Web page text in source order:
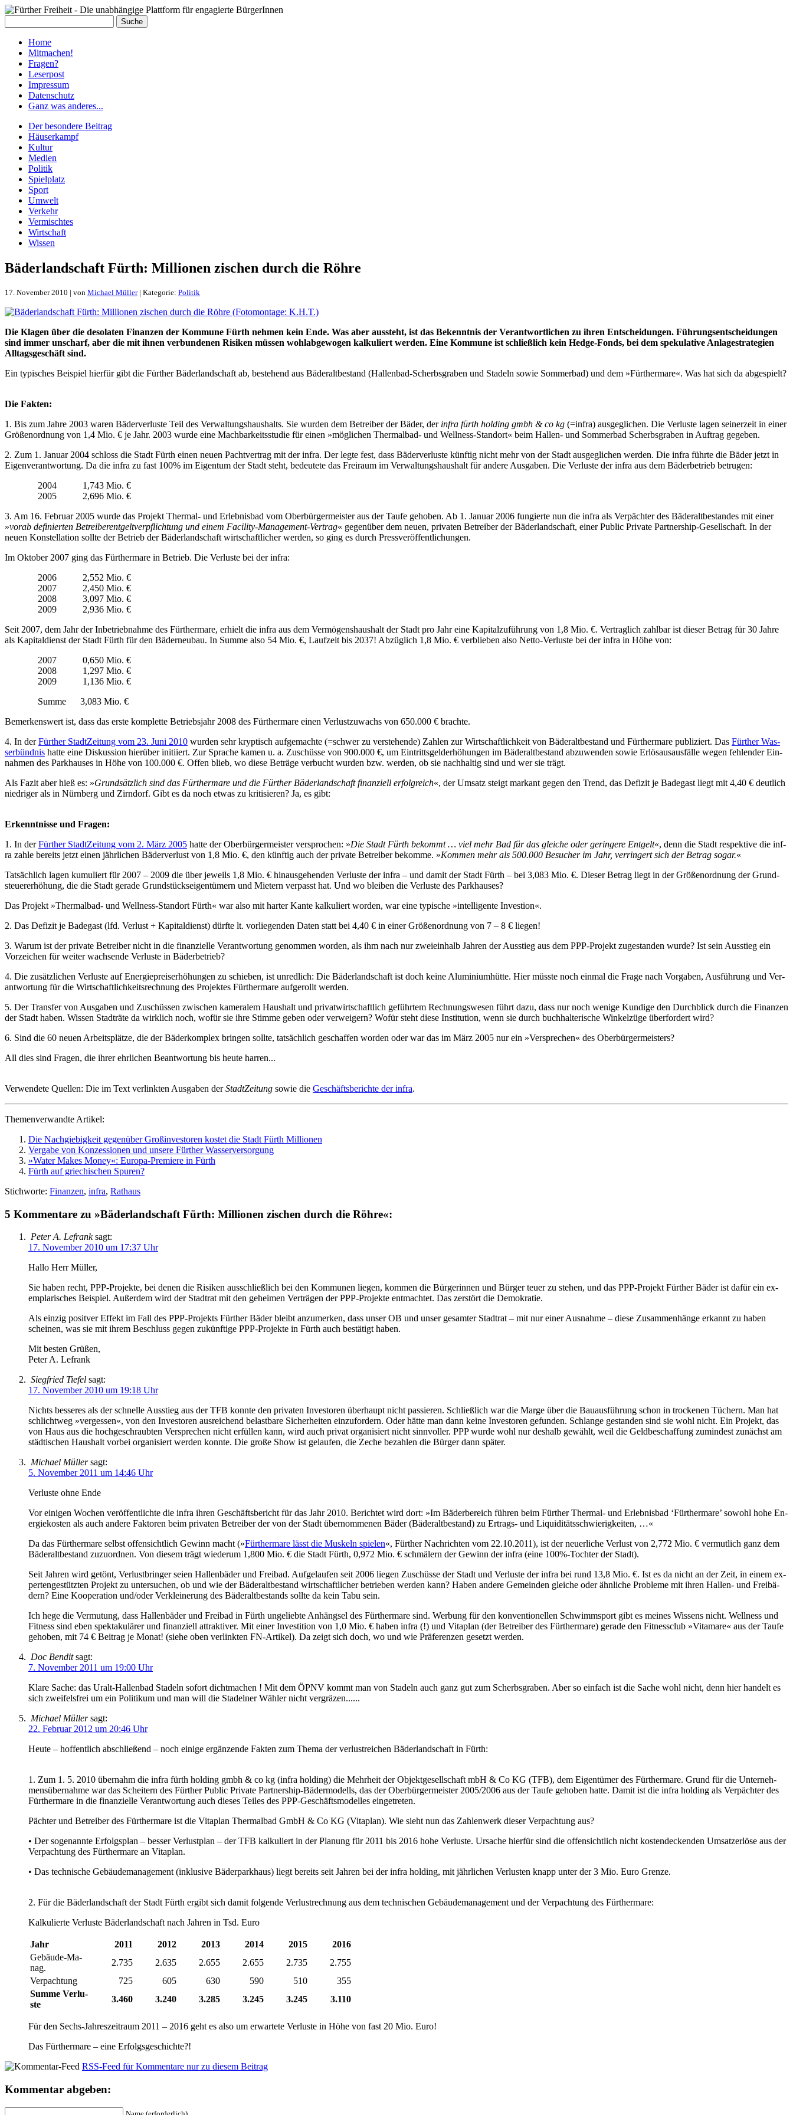
Home
Mit­ma­chen!
Fra­gen?
Le­ser­post
Im­pres­sum
Da­ten­schutz
Ganz was an­de­res...
Der besondere Beitrag
Häuserkampf
Kultur
Medien
Politik
Spielplatz
Sport
Umwelt
Verkehr
Vermischtes
Wirtschaft
Wissen
Bä­der­land­schaft Fürth: Mil­lio­nen zi­schen durch die Röh­re
17. November 2010 | von Michael Müller| Kategorie: Politik
Die Kla­gen über die de­so­la­ten Fi­nan­zen der Kom­mu­ne Fürth neh­men kein En­de. Was aber aus­steht, ist das Be­kennt­nis der Ver­ant­wort­li­chen zu ih­ren Ent­schei­dun­gen. Füh­rungs­ent­schei­dun­gen
sind im­mer un­scharf, aber die mit ih­nen ver­bun­de­nen Ri­si­ken müs­sen wohl­ab­ge­wo­gen kal­ku­liert wer­den. Ei­ne Kom­mu­ne ist schließ­lich kein Hedge-Fonds, bei dem spe­ku­la­ti­ve An­la­ge­stra­te­gien
All­tags­ge­schäft sind.
Ein ty­pi­sches Bei­spiel hier­für gibt die Für­ther Bä­der­land­schaft ab, be­stehend aus Bä­der­alt­be­stand (Hal­len­bad-Sch­erbs­gra­ben und Sta­deln so­wie Som­mer­bad) und dem »Für­ther­ma­re«. Was hat sich da ab­ge­spielt?
Die Fak­ten:
1. Bis zum Jah­re 2003 wa­ren Bä­der­ver­lu­ste Teil des Ver­wal­tungs­haus­halts. Sie wur­den dem Be­trei­ber der Bä­der, der in­f­ra fürth hol­ding gmbh & co kg (=in­f­ra) aus­ge­gli­chen. Die Ver­lu­ste la­gen sei­ner­zeit in ei­ner
Grö­ßen­ord­nung von 1,4 Mio. € je Jahr. 2003 wur­de ei­ne Mach­bar­keits­stu­die für ei­nen »mög­li­chen Ther­mal­bad- und Well­ness-Stand­ort« beim Hal­len- und Som­mer­bad Sch­erbs­gra­ben in Auf­trag ge­ge­ben.
2. Zum 1. Ja­nu­ar 2004 schloss die Stadt Fürth ei­nen neu­en Pacht­ver­trag mit der in­f­ra. Der leg­te fest, dass Bä­der­ver­lu­ste künf­tig nicht mehr von der Stadt aus­ge­gli­chen wer­den. Die in­f­ra führ­te die Bä­der jetzt in
Ei­gen­ver­ant­wor­tung. Da die in­f­ra zu fast 100% im Ei­gen­tum der Stadt steht, be­deu­te­te das Frei­raum im Ver­wal­tungs­haus­halt für an­de­re Aus­ga­ben. Die Ver­lu­ste der in­f­ra aus dem Bä­der­be­trieb be­tru­gen:
2004 1,743 Mio. €
2005 2,696 Mio. €
3. Am 16. Fe­bru­ar 2005 wur­de das Pro­jekt Ther­mal- und Er­leb­nis­bad vom Ober­bür­ger­mei­ster aus der Tau­fe ge­ho­ben. Ab 1. Ja­nu­ar 2006 fun­gier­te nun die in­f­ra als Ver­päch­ter des Bä­der­alt­be­stan­des mit ei­ner
»vor­ab de­fi­nier­ten Be­trei­berent­gelt­ver­pflich­tung und ei­nem Faci­li­ty-Ma­nage­ment-Ver­trag« ge­gen­über dem neu­en, pri­va­ten Be­trei­ber der Bä­der­land­schaft, ei­ner Pu­blic Pri­va­te Part­ner­ship-Ge­sell­schaft. In der
neu­en Kon­stel­la­ti­on soll­te der Be­trieb der Bä­der­land­schaft wirt­schaft­li­cher wer­den, so ging es durch Press­ver­öf­fent­li­chun­gen.
Im Ok­to­ber 2007 ging das Für­ther­ma­re in Be­trieb. Die Ver­lu­ste bei der in­f­ra:
2006 2,552 Mio. €
2007 2,450 Mio. €
2008 3,097 Mio. €
2009 2,936 Mio. €
Seit 2007, dem Jahr der In­be­trieb­nah­me des Für­ther­ma­re, er­hielt die in­f­ra aus dem Ver­mö­gens­haus­halt der Stadt pro Jahr ei­ne Ka­pi­tal­zu­füh­rung von 1,8 Mio. €. Ver­trag­lich zahl­bar ist die­ser Be­trag für 30 Jah­re
als Ka­pi­tal­dienst der Stadt Fürth für den Bä­der­neu­bau. In Sum­me al­so 54 Mio. €, Lauf­zeit bis 2037! Ab­züg­lich 1,8 Mio. € ver­blie­ben al­so Net­to-Ver­lu­ste bei der in­f­ra in Hö­he von:
2007 0,650 Mio. €
2008 1,297 Mio. €
2009 1,136 Mio. €
Sum­me 3,083 Mio. €
Be­mer­kens­wert ist, dass das er­ste kom­plet­te Be­triebs­jahr 2008 des Für­ther­ma­re ei­nen Ver­lust­zu­wachs von 650.000 € brach­te.
4. In derFür­ther Stadt­Zei­tung vom 23. Ju­ni 2010 wur­den sehr kryp­tisch auf­ge­mach­te (=schwer zu ver­ste­hen­de) Zah­len zur Wirt­schaft­lich­keit von Bä­der­alt­be­stand und Für­ther­ma­re pu­bli­ziert. Das Für­ther Was­
ser­bünd­nis hat­te ei­ne Dis­kus­si­on hier­über in­iti­iert. Zur Spra­che ka­men u. a. Zu­schüs­se von 900.000 €, um Ein­tritts­geld­erhö­hun­gen im Bä­der­alt­be­stand ab­zu­wen­den so­wie Er­lös­aus­aus­fäl­le we­gen feh­len­der Ein­
nah­men des Park­hau­ses in Hö­he von 100.000 €. Of­fen blieb, wo die­se Be­trä­ge ver­bucht wur­den bzw. wer­den, ob sie nach­hal­tig sind und wer sie trägt.
Als Fa­zit aber hieß es: »Grund­sätz­lich sind das Für­ther­ma­re und die Für­ther Bä­der­land­schaft fi­nan­zi­ell er­folg­reich«, der Um­satz steigt mar­kant ge­gen den Trend, das De­fi­zit je Ba­de­gast liegt mit 4,40 € deut­lich
nied­ri­ger als in Nürn­berg und Zirn­dorf. Gibt es da noch et­was zu kri­ti­sie­ren? Ja, es gibt:
Er­kennt­nis­se und Fra­gen:
1. In derFür­ther Stadt­Zei­tung vom 2. März 2005 hat­te der Ober­bür­ger­mei­ster ver­spro­chen: »Die Stadt Fürth be­kommt … viel mehr Bad für das glei­che oder ge­rin­ge­re Ent­gelt«, denn die Stadt re­spek­ti­ve die in­f­
ra zah­le be­reits jetzt ei­nen jähr­li­chen Bä­der­ver­lust von 1,8 Mio. €, den künf­tig auch der pri­va­te Be­trei­ber be­kom­me. »Kom­men mehr als 500.000 Be­su­cher im Jahr, ver­rin­gert sich der Be­trag so­gar.«
Tat­säch­lich la­gen ku­mu­liert für 2007 – 2009 die über je­weils 1,8 Mio. € hin­aus­ge­hen­den Ver­lu­ste der in­f­ra – und da­mit der Stadt Fürth – bei 3,083 Mio. €. Die­ser Be­trag liegt in der Grö­ßen­ord­nung der Grund­
steu­er­erhö­hung, die die Stadt ge­ra­de Grund­stücks­ei­gen­tü­mern und Mie­tern ver­passt hat. Und wo blei­ben die Ver­lu­ste des Park­hau­ses?
Das Pro­jekt »Ther­mal­bad- und Well­ness-Stand­ort Fürth« war al­so mit har­ter Kan­te kal­ku­liert wor­den, war ei­ne ty­pi­sche »in­tel­li­gen­te In­ve­sti­on«.
2. Das De­fi­zit je Ba­de­gast (lfd. Ver­lust + Ka­pi­tal­dienst) dürf­te lt. vor­lie­gen­den Da­ten statt bei 4,40 € in ei­ner Grö­ßen­ord­nung von 7 – 8 € lie­gen!
3. War­um ist der pri­va­te Be­trei­ber nicht in die fi­nan­zi­el­le Ver­ant­wor­tung ge­nom­men wor­den, als ihm nach nur zwei­ein­halb Jah­ren der Aus­stieg aus dem PPP-Pro­jekt zu­ge­stan­den wur­de? Ist sein Aus­stieg ein
Vor­zei­chen für wei­ter wach­sen­de Ver­lu­ste in Bä­der­be­trieb?
4. Die zu­sätz­li­chen Ver­lu­ste auf En­er­gie­preis­er­hö­hun­gen zu schie­ben, ist un­red­lich: Die Bä­der­land­schaft ist doch kei­ne Alu­mi­ni­um­hüt­te. Hier müss­te noch ein­mal die Fra­ge nach Vor­ga­ben, Aus­füh­rung und Ver­
ant­wor­tung für die Wirt­schaft­lich­keits­rech­nung des Pro­jek­tes Für­ther­ma­re auf­ge­rollt wer­den.
5. Der Trans­fer von Aus­ga­ben und Zu­schüs­sen zwi­schen ka­me­ra­lem Haus­halt und pri­vat­wirt­schaft­lich ge­führ­tem Rech­nungs­we­sen führt da­zu, dass nur noch we­ni­ge Kun­di­ge den Durch­blick durch die Fi­nan­zen
der Stadt ha­ben. Wis­sen Stadt­rä­te da wirk­lich noch, wo­für sie ih­re Stim­me ge­ben oder ver­wei­gern? Wo­für steht die­se In­sti­tu­ti­on, wenn sie durch buch­hal­te­ri­sche Win­kel­zü­ge über­for­dert wird?
6. Sind die 60 neu­en Ar­beits­plät­ze, die der Bä­der­kom­plex brin­gen soll­te, tat­säch­lich ge­schaf­fen wor­den oder war das im März 2005 nur ein »Ver­spre­chen« des Ober­bür­ger­mei­sters?
All dies sind Fra­gen, die ih­rer ehr­li­chen Be­ant­wor­tung bis heu­te har­ren...
Ver­wen­de­te Quel­len: Die im Text ver­link­ten Aus­ga­ben derStadt­Zei­tung so­wie die Ge­schäfts­be­rich­te der in­f­ra.
The­men­ver­wand­te Ar­ti­kel:
Die Nach­gie­big­keit ge­gen­über Groß­in­ve­sto­ren ko­stet die Stadt Fürth Mil­lio­nen
Ver­ga­be von Kon­zes­sio­nen und un­se­re Für­ther Was­ser­ver­sor­gung
»Wa­ter Makes Mo­ney«: Eu­­ro­­pa-Pre­­mie­­re in Fürth
Fürth auf grie­chi­schen Spu­ren?
Stichworte: Finanzen, infra, Rathaus
5 Kommentare zu »Bä­der­land­schaft Fürth: Mil­lio­nen zi­schen durch die Röh­re«:
Peter A. Lefrank sagt:
17. November 2010 um 17:37 Uhr
Hal­lo Herr Mül­ler,
Sie ha­ben recht, PPP-Pro­jek­te, bei de­nen die Ri­si­ken aus­schließ­lich bei den Kom­mu­nen lie­gen, kom­men die Bür­ge­rin­nen und Bür­ger teu­er zu ste­hen, und das PPP-Pro­jekt Für­ther Bä­der ist da­für ein ex­
em­pla­ri­sches Bei­spiel. Au­ßer­dem wird der Stadt­rat mit den ge­hei­men Ver­trä­gen der PPP-Pro­jek­te ent­mach­tet. Das zer­stört die De­mo­kra­tie.
Als ein­zig po­sit­ver Ef­fekt im Fall des PPP-Pro­jekts Für­ther Bä­der bleibt an­zu­mer­ken, dass un­ser OB und un­ser ge­sam­ter Stadt­rat – mit nur ei­ner Aus­nah­me – die­se Zu­sam­men­hän­ge er­kannt zu ha­ben
schei­nen, was sie mit ih­rem Be­schluss ge­gen zu­künf­ti­ge PPP-Pro­jek­te in Fürth auch be­stä­tigt ha­ben.
Mit be­sten Grü­ßen,
Pe­ter A. Le­frank
Siegfried Tiefel sagt:
17. November 2010 um 19:18 Uhr
Nichts bes­se­res als der schnel­le Aus­stieg aus der TFB konn­te den pri­va­ten In­ve­sto­ren über­haupt nicht pas­sie­ren. Schließ­lich war die Mar­ge über die Bau­aus­füh­rung schon in trocke­nen Tü­chern. Man hat
schlicht­weg »ver­ges­sen«, von den In­ve­sto­ren aus­rei­chend be­last­ba­re Si­cher­hei­ten ein­zu­for­dern. Oder hät­te man dann kei­ne In­ve­sto­ren ge­fun­den. Schlan­ge ge­stan­den sind sie wohl nicht. Ein Pro­jekt, das
von Haus aus die hoch­ge­schraub­ten Ver­spre­chen nicht er­fül­len kann, wird auch pri­vat or­ga­ni­siert nicht sinn­vol­ler. PPP wur­de wohl nur des­halb ge­wählt, weil die Geld­be­schaf­fung zu­min­dest zu­nächst am
städ­ti­schen Haus­halt vor­bei or­ga­ni­siert wer­den konn­te. Die gro­ße Show ist ge­lau­fen, die Ze­che be­zah­len die Bür­ger dann spä­ter.
Michael Müller sagt:
5. November 2011 um 14:46 Uhr
Ver­lu­ste oh­ne En­de
Vor ei­ni­gen Wo­chen ver­öf­fent­lich­te die in­f­ra ih­ren Ge­schäfts­be­richt für das Jahr 2010. Be­rich­tet wird dort: »Im Bä­der­be­reich füh­ren beim Für­ther Ther­mal- und Er­leb­nis­bad ‘Für­ther­ma­re’ so­wohl ho­he En­
er­gie­ko­sten als auch an­de­re Fak­to­ren beim pri­va­ten Be­trei­ber der von der Stadt über­nom­me­nen Bä­der (Bä­der­alt­be­stand) zu Er­trags- und Li­qui­di­täts­schwie­rig­kei­ten, …«
Da das Für­ther­ma­re selbst of­fen­sicht­lich Ge­winn macht (»Für­ther­ma­re lässt die Mus­keln spie­len«, Für­ther Nach­rich­ten vom 22.10.2011), ist der neu­er­li­che Ver­lust von 2,772 Mio. € ver­mut­lich ganz dem
Bä­der­alt­be­stand zu­zu­ord­nen. Von die­sem trägt wie­der­um 1,800 Mio. € die Stadt Fürth, 0,972 Mio. € schmä­lern der Ge­winn der in­f­ra (ei­ne 100%-Tochter der Stadt).
Seit Jah­ren wird ge­tönt, Ver­lust­brin­ger sei­en Hal­len­bä­der und Frei­bad. Auf­ge­lau­fen seit 2006 lie­gen Zu­schüs­se der Stadt und Ver­lu­ste der in­f­ra bei rund 13,8 Mio. €. Ist es da nicht an der Zeit, in ei­nem ex­
per­ten­ge­stütz­ten Pro­jekt zu un­ter­su­chen, ob und wie der Bä­der­alt­be­stand wirt­schaft­li­cher be­trie­ben wer­den kann? Ha­ben an­de­re Ge­mein­den glei­che oder ähn­li­che Pro­ble­me mit ih­ren Hal­len- und Frei­bä­
dern? Ei­ne Ko­ope­ra­ti­on und/oder Ver­klei­ne­rung des Bä­der­alt­be­stands soll­te da kein Ta­bu sein.
Ich he­ge die Ver­mu­tung, dass Hal­len­bä­der und Frei­bad in Fürth un­ge­lieb­te An­häng­sel des Für­ther­ma­re sind. Wer­bung für den kon­ven­tio­nel­len Schwimm­sport gibt es mei­nes Wis­sens nicht. Well­ness und
Fit­ness sind eben spek­ta­ku­lä­rer und fi­nan­zi­ell at­trak­ti­ver. Mit ei­ner In­ve­sti­ti­on von 1,0 Mio. € ha­ben in­f­ra (!) und Vi­ta­plan (der Be­trei­ber des Für­ther­ma­re) ge­ra­de den Fit­ness­club »Vita­ma­re« aus der Tau­fe
ge­ho­ben, mit 74 € Bei­trag je Mo­nat! (sie­he oben ver­link­ten FN-Ar­ti­kel). Da zeigt sich doch, wo und wie Prä­fe­ren­zen ge­setzt wer­den.
Doc Bendit sagt:
7. November 2011 um 19:00 Uhr
Kla­re Sa­che: das Ur­alt-Hal­len­bad Sta­deln so­fort dicht­ma­chen ! Mit dem ÖPNV kommt man von Sta­deln auch ganz gut zum Sch­erbs­gra­ben. Aber so ein­fach ist die Sa­che wohl nicht, denn hier han­delt es
sich zwei­fels­frei um ein Po­li­ti­kum und man will die Sta­del­ner Wäh­ler nicht ver­grä­zen......
Michael Müller sagt:
22. Februar 2012 um 20:46 Uhr
Heu­te – hof­fent­lich ab­schlie­ßend – noch ei­ni­ge er­gän­zen­de Fak­ten zum The­ma der ver­lust­rei­chen Bä­der­land­schaft in Fürth:
1. Zum 1. 5. 2010 über­nahm die in­f­ra fürth hol­ding gmbh & co kg (in­f­ra hol­ding) die Mehr­heit der Ob­jekt­ge­sell­schaft mbH & Co KG (TFB), dem Ei­gen­tü­mer des Für­ther­ma­re. Grund für die Un­ter­neh­
mens­über­nah­me war das Schei­tern des Für­ther Pu­blic Pri­va­te Part­ner­ship-Bä­der­mo­dells, das der Ober­bür­ger­mei­ster 2005/2006 aus der Tau­fe ge­ho­ben hat­te. Da­mit ist die in­f­ra hol­ding als Ver­päch­ter des
Für­ther­ma­re in die fi­nan­zi­el­le Ver­ant­wor­tung auch die­ses Tei­les des PPP-Ge­schäfts­mo­del­les ein­ge­tre­ten.
Päch­ter und Be­trei­ber des Für­ther­ma­re ist die Vi­ta­plan Ther­mal­bad GmbH & Co KG (Vi­ta­plan). Wie sieht nun das Zah­len­werk die­ser Ver­pach­tung aus?
• Der so­ge­nann­te Er­folgs­plan – bes­ser Ver­lust­plan – der TFB kal­ku­liert in der Pla­nung für 2011 bis 2016 ho­he Ver­lu­ste. Ur­sa­che hier­für sind die of­fen­sicht­lich nicht ko­sten­decken­den Um­satz­er­lö­se aus der
Ver­pach­tung des Für­ther­ma­re an Vi­ta­plan.
• Das tech­ni­sche Ge­bäu­de­ma­nage­ment (in­klu­si­ve Bä­der­park­haus) liegt be­reits seit Jah­ren bei der in­f­ra hol­ding, mit jähr­li­chen Ver­lu­sten knapp un­ter der 3 Mio. Eu­ro Gren­ze.
2. Für die Bä­der­land­schaft der Stadt Fürth er­gibt sich da­mit fol­gen­de Ver­lust­rech­nung aus dem tech­ni­schen Ge­bäu­de­ma­nage­ment und der Ver­pach­tung des Für­ther­ma­re:
Kal­ku­lier­te Ver­lu­ste Bä­der­land­schaft nach Jah­ren in Tsd. Eu­ro
Jahr 2011 2012 2013 2014 2015
2016
Ge­bäu­de-Ma­
nag.
2.735 2.635 2.655 2.655 2.735
2.755
Ver­pach­tung
725 605 630 590 510
355
Sum­me Ver­lu­
ste
3.460 3.240 3.285 3.245 3.245 3.110
Für den Sechs-Jah­res­zeit­raum 2011 – 2016 geht es al­so um er­war­te­te Ver­lu­ste in Hö­he von fast 20 Mio. Eu­ro!
Das Für­ther­ma­re – ei­ne Er­folgs­ge­schich­te?!
RSS-Feed für Kommentare nur zu diesem Beitrag
Kommentar abgeben: